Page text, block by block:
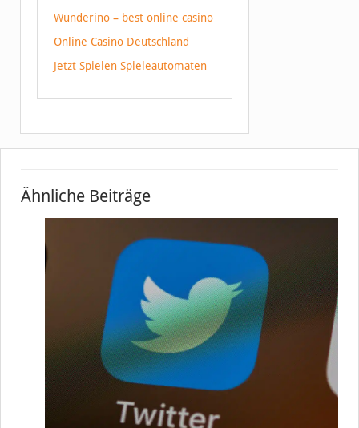
Wunderino – best online casino
Online Casino Deutschland
Jetzt Spielen Spieleautomaten
Ähnliche Beiträge